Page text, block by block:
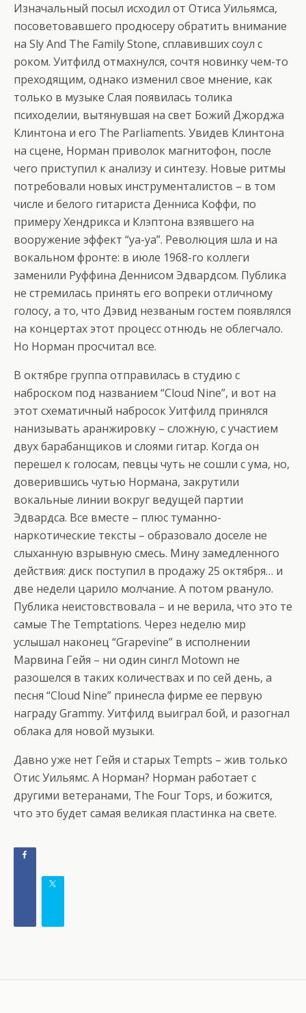
Изначальный посыл исходил от Отиса Уильямса,
посоветовавшего продюсеру обратить внимание
на Sly And The Family Stone, сплавивших соул с
роком. Уитфилд отмахнулся, сочтя новинку чем-то
преходящим, однако изменил свое мнение, как
только в музыке Слая появилась толика
психоделии, вытянувшая на свет Божий Джорджа
Клинтона и его The Parliaments. Увидев Клинтона
на сцене, Норман приволок магнитофон, после
чего приступил к анализу и синтезу. Новые ритмы
потребовали новых инструменталистов – в том
числе и белого гитариста Денниса Коффи, по
примеру Хендрикса и Клэптона взявшего на
вооружение эффект “уа-уа”. Революция шла и на
вокальном фронте: в июле 1968-го коллеги
заменили Руффина Деннисом Эдвардсом. Публика
не стремилась принять его вопреки отличному
голосу, а то, что Дэвид незваным гостем появлялся
на концертах этот процесс отнюдь не облегчало.
Но Норман просчитал все.
В октябре группа отправилась в студию с
наброском под названием “Cloud Nine”, и вот на
этот схематичный набросок Уитфилд принялся
нанизывать аранжировку – сложную, с участием
двух барабанщиков и слоями гитар. Когда он
перешел к голосам, певцы чуть не сошли с ума, но,
доверившись чутью Нормана, закрутили
вокальные линии вокруг ведущей партии
Эдвардса. Все вместе – плюс туманно-
наркотические тексты – образовало доселе не
слыханную взрывную смесь. Мину замедленного
действия: диск поступил в продажу 25 октября… и
две недели царило молчание. А потом рвануло.
Публика неистовствовала – и не верила, что это те
самые The Temptations. Через неделю мир
услышал наконец “Grapevine” в исполнении
Марвина Гейя – ни один сингл Motown не
разошелся в таких количествах и по сей день, а
песня “Cloud Nine” принесла фирме ее первую
награду Grammy. Уитфилд выиграл бой, и разогнал
облака для новой музыки.
Давно уже нет Гейя и старых Tempts – жив только
Отис Уильямс. А Норман? Норман работает с
другими ветеранами, The Four Tops, и божится,
что это будет самая великая пластинка на свете.